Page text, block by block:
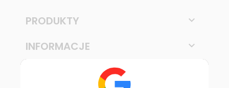
PRODUKTY 
INFORMACJE 